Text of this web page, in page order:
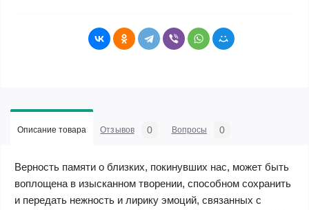
Описание товара Отзывов 0 Вопросы 0
Верность памяти о близких, покинувших нас, может быть
воплощена в изысканном творении, способном сохранить
и передать нежность и лирику эмоций, связанных с